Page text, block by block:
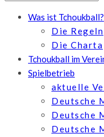
Was ist Tchoukball?
Die Regeln
Die Charta
Tchoukball im
Spielbetrieb
aktuelle
Deutsche
Deutsche
Deutsche